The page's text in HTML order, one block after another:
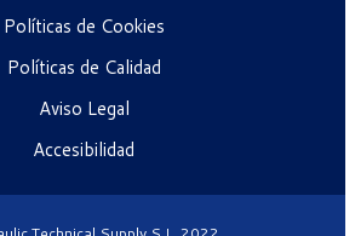
Políticas de Cookies
Políticas de Calidad
Aviso Legal
Accesibilidad